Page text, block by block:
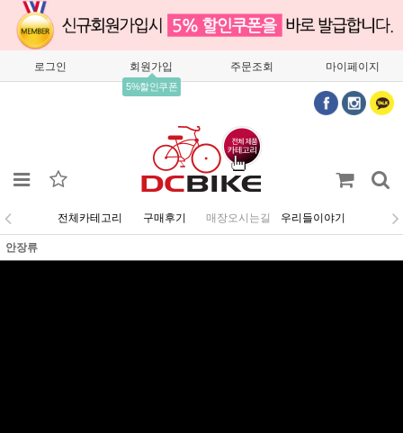
로그인 회원가입
5%할인쿠폰
주문조회 마이페이지
전체카테고리 구매후기 매장오시는길 우리들이야기
안장류